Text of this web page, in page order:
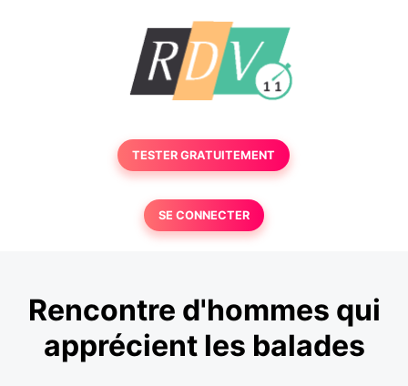
TESTER GRATUITEMENT
SE CONNECTER
Rencontre d'hommes qui
apprécient les balades